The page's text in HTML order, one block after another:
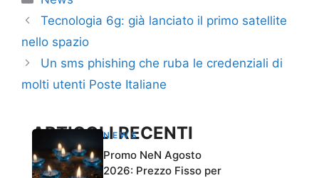
Tecnologia 6g: già lanciato il primo satellite
nello spazio
Un sms phishing che ruba le credenziali di
molti utenti Poste Italiane
ARTICOLI RECENTI
NEWS
Promo NeN Agosto
2026: Prezzo Fisso per